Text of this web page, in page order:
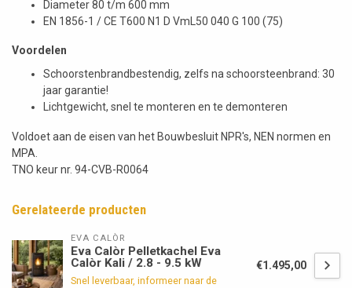
Diameter 80 t/m 600 mm
EN 1856-1 / CE T600 N1 D VmL50 040 G 100 (75)
Voordelen
Schoorstenbrandbestendig, zelfs na schoorsteenbrand: 30
jaar garantie!
Lichtgewicht, snel te monteren en te demonteren
Voldoet aan de eisen van het Bouwbesluit NPR's, NEN normen en
MPA.
TNO keur nr. 94-CVB-R0064
Gerelateerde producten
EVA CALÒR
Eva Calòr Pelletkachel Eva
Calòr Kali / 2.8 - 9.5 kW
Snel leverbaar, informeer naar de
€1.495,00